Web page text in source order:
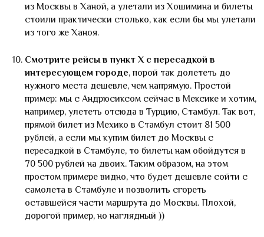
из Москвы в Ханой, а улетали из Хошимина и билеты
стоили практически столько, как если бы мы улетали
из того же Ханоя.
Смотрите рейсы в пункт Х с пересадкой в
интересующем городе, порой так долететь до
нужного места дешевле, чем напрямую. Простой
пример: мы с Андрюсиксом сейчас в Мексике и хотим,
например, улететь отсюда в Турцию, Стамбул. Так вот,
прямой билет из Мехико в Стамбул стоит 81 500
рублей, а если мы купим билет до Москвы с
пересадкой в Стамбуле, то билеты нам обойдутся в
70 500 рублей на двоих. Таким образом, на этом
простом примере видно, что будет дешевле сойти с
самолета в Стамбуле и позволить сгореть
оставшейся части маршрута до Москвы. Плохой,
дорогой пример, но наглядный ))